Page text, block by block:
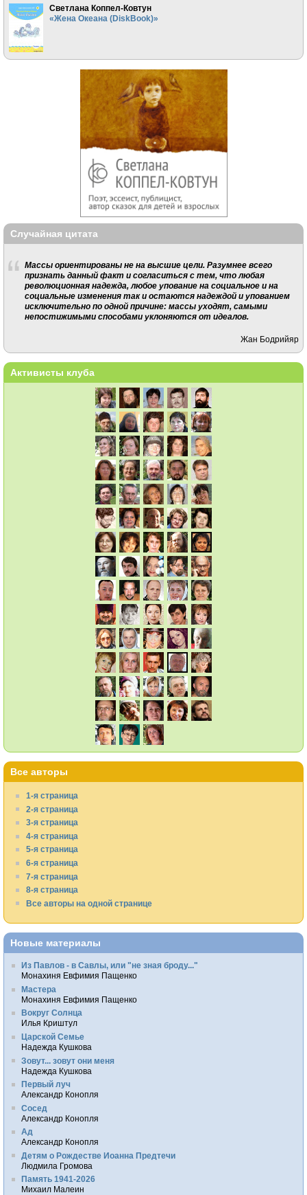
Светлана Коппел-Ковтун
«Жена Океана (DiskBook)»
Случайная цитата
Массы ориентированы не на высшие цели. Разумнее всего
признать данный факт и согласиться с тем, что любая
революционная надежда, любое упование на социальное и на
социальные изменения так и остаются надеждой и упованием
исключительно по одной причине: массы уходят, самыми
непостижимыми способами уклоняются от идеалов.
Жан Бодрийяр
Активисты клуба
Все авторы
1-я страница
2-я страница
3-я страница
4-я страница
5-я страница
6-я страница
7-я страница
8-я страница
Все авторы на одной странице
Новые материалы
Из Павлов - в Савлы, или "не зная броду..."
Монахиня Евфимия Пащенко
Мастера
Монахиня Евфимия Пащенко
Вокруг Солнца
Илья Криштул
Царской Семье
Надежда Кушкова
Зовут... зовут они меня
Надежда Кушкова
Первый луч
Александр Конопля
Сосед
Александр Конопля
Ад
Александр Конопля
Детям о Рождестве Иоанна Предтечи
Людмила Громова
Память 1941-2026
Михаил Малеин